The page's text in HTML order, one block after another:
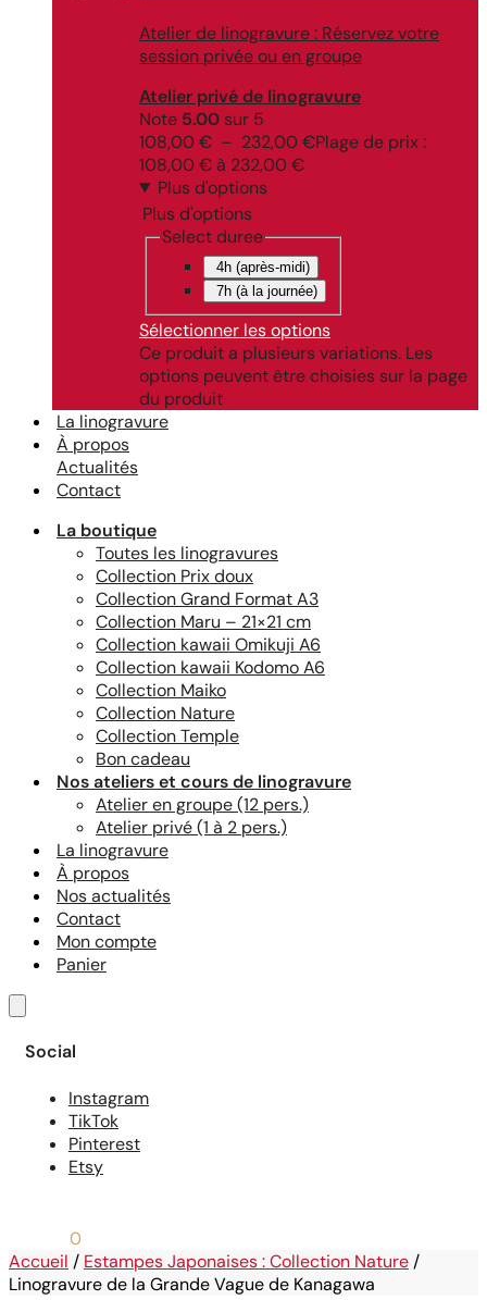
Atelier de linogravure : Réservez votre
session privée ou en groupe
Atelier privé de linogravure
Note 5.00 sur 5
108,00 € – 232,00 €Plage de prix :
108,00 € à 232,00 €
Plus d'options
Plus d'options
Select duree
4h (après-midi)
7h (à la journée)
Sélectionner les options
Ce produit a plusieurs variations. Les
options peuvent être choisies sur la page
du produit
La linogravure
À propos
Actualités
Contact
La boutique
Toutes les linogravures
Collection Prix doux
Collection Grand Format A3
Collection Maru – 21×21 cm
Collection kawaii Omikuji A6
Collection kawaii Kodomo A6
Collection Maiko
Collection Nature
Collection Temple
Bon cadeau
Nos ateliers et cours de linogravure
Atelier en groupe (12 pers.)
Atelier privé (1 à 2 pers.)
La linogravure
À propos
Nos actualités
Contact
Mon compte
Panier
Social
Instagram
TikTok
Pinterest
Etsy
0
Accueil / Estampes Japonaises : Collection Nature /
Linogravure de la Grande Vague de Kanagawa